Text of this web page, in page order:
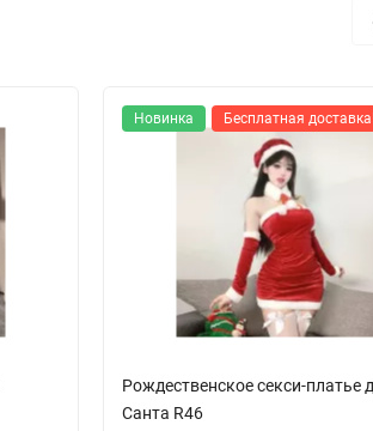
Новинка Бесплатная доставка!
Рождественское секси-платье
Санта R46